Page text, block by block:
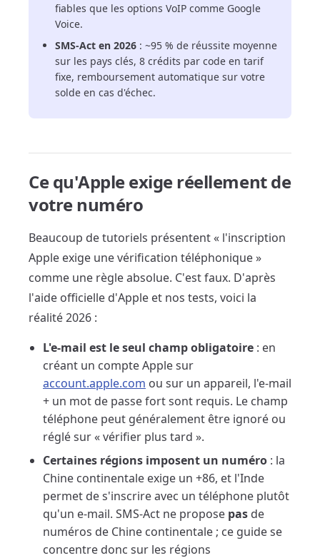
fiables que les options VoIP comme Google
Voice.
SMS-Act en 2026 : ~95 % de réussite moyenne
sur les pays clés, 8 crédits par code en tarif
fixe, remboursement automatique sur votre
solde en cas d'échec.
Ce qu'Apple exige réellement de
votre numéro
Beaucoup de tutoriels présentent « l'inscription
Apple exige une vérification téléphonique »
comme une règle absolue. C'est faux. D'après
l'aide officielle d'Apple et nos tests, voici la
réalité 2026 :
L'e-mail est le seul champ obligatoire : en
créant un compte Apple sur
account.apple.com ou sur un appareil, l'e-mail
+ un mot de passe fort sont requis. Le champ
téléphone peut généralement être ignoré ou
réglé sur « vérifier plus tard ».
Certaines régions imposent un numéro : la
Chine continentale exige un +86, et l'Inde
permet de s'inscrire avec un téléphone plutôt
qu'un e-mail. SMS-Act ne propose pas de
numéros de Chine continentale ; ce guide se
concentre donc sur les régions